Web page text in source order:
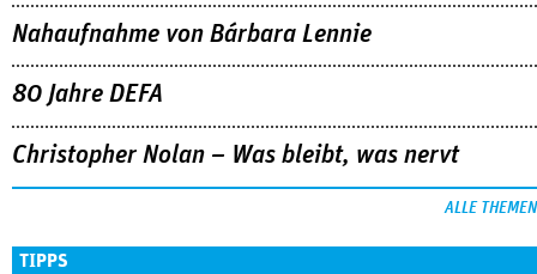
TIPPS
06.08.2026
arte-Mediathek: »Die Welt braucht mehr
Zauberer«